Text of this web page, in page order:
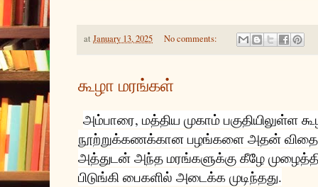
at January 13, 2025 No comments:
கூழா மரங்கள்
அம்பாரை, மத்திய முகாம் பகுதியிலுள்ள
நூற்றுக்கணக்கான பழங்களை அதன்
அத்துடன் அந்த மரங்களுக்கு கீழே
பிடுங்கி பைகளில் அடைக்க முடிந்தது.